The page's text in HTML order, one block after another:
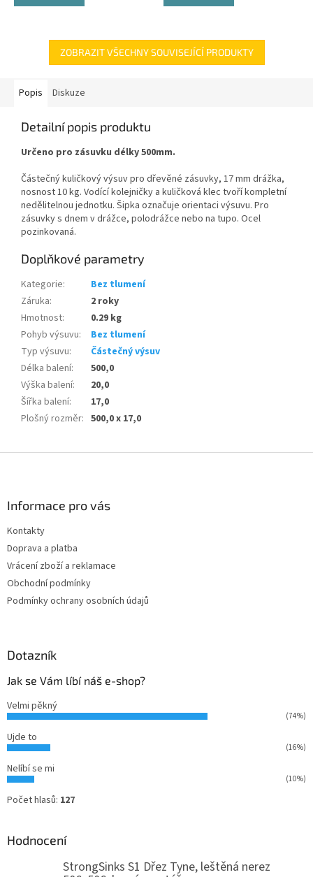
ZOBRAZIT VŠECHNY SOUVISEJÍCÍ PRODUKTY
Popis Diskuze
Detailní popis produktu
Určeno pro zásuvku délky 500mm.
Částečný kuličkový výsuv pro dřevěné zásuvky, 17 mm drážka,
nosnost 10 kg. Vodící kolejničky a kuličková klec tvoří kompletní
nedělitelnou jednotku. Šipka označuje orientaci výsuvu. Pro
zásuvky s dnem v drážce, polodrážce nebo na tupo. Ocel
pozinkovaná.
Doplňkové parametry
Kategorie:
Bez tlumení
Záruka:
2 roky
Hmotnost:
0.29 kg
Pohyb výsuvu:
Bez tlumení
Typ výsuvu:
Částečný výsuv
Délka balení:
500,0
Výška balení:
20,0
Šířka balení:
17,0
Plošný rozměr: 500,0 x 17,0
Informace pro vás
Kontakty
Doprava a platba
Vrácení zboží a reklamace
Obchodní podmínky
Podmínky ochrany osobních údajů
Dotazník
Jak se Vám líbí náš e-shop?
Velmi pěkný
(74%)
Ujde to
(16%)
Nelíbí se mi
(10%)
Počet hlasů: 127
Hodnocení
StrongSinks S1 Dřez Tyne, leštěná nerez